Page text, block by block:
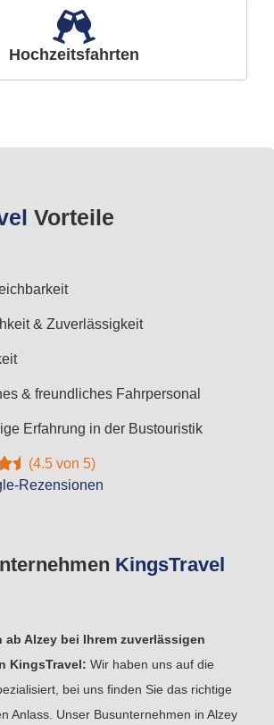
Hochzeitsfahrten
KingsTravel
ab Alzey bei Ihrem zuverlässigen
KingsTravel: Wir haben uns auf die
bei uns finden Sie das richtige
Anlass. Unser Busunternehmen in Alzey
Vorteile
& Zuverlässigkeit
& freundliches Fahrpersonal
Erfahrung in der Bustouristik
(4.5 von 5)
Rezensionen